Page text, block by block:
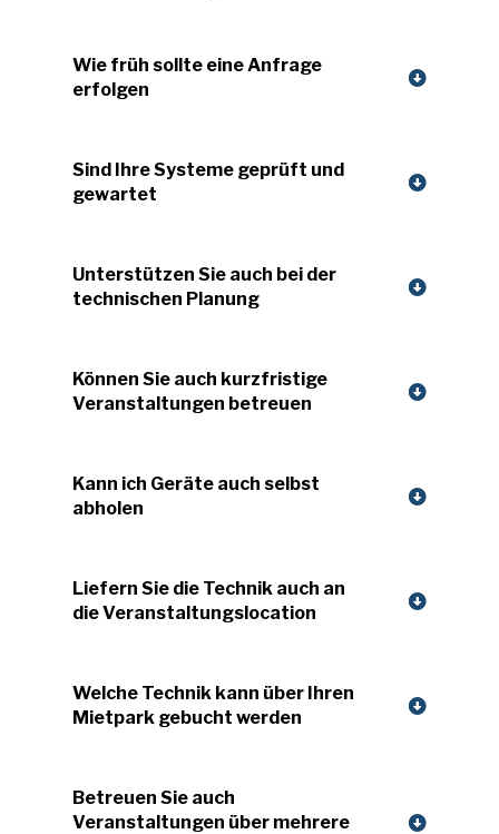
Wie früh sollte eine Anfrage
erfolgen
Sind Ihre Systeme geprüft und
gewartet
Unterstützen Sie auch bei der
technischen Planung
Können Sie auch kurzfristige
Veranstaltungen betreuen
Kann ich Geräte auch selbst
abholen
Liefern Sie die Technik auch an
die Veranstaltungslocation
Welche Technik kann über Ihren
Mietpark gebucht werden
Betreuen Sie auch
Veranstaltungen über mehrere